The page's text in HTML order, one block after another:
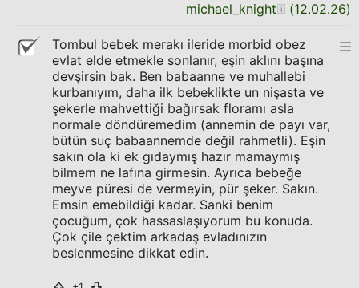
michael_knight (12.02.26)
Tombul bebek merakı ileride morbid obez
evlat elde etmekle sonlanır, eşin aklını başına
devşirsin bak. Ben babaanne ve muhallebi
kurbanıyım, daha ilk bebeklikte un nişasta ve
şekerle mahvettiği bağırsak floramı asla
normale döndüremedim (annemin de payı var,
bütün suç babaannemde değil rahmetli). Eşin
sakın ola ki ek gıdaymış hazır mamaymış
bilmem ne lafına girmesin. Ayrıca bebeğe
meyve püresi de vermeyin, pür şeker. Sakın.
Emsin emebildiği kadar. Sanki benim
çocuğum, çok hassaslaşıyorum bu konuda.
Çok çile çektim arkadaş evladınızın
beslenmesine dikkat edin.